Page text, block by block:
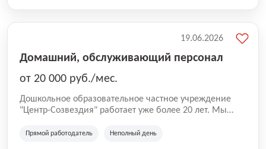
Домашний, обслуживающий персонал
от 20 000 руб./мес.
Дошкольное образовательное частное учреждение
"Центр-Созвездия" работает уже более 20 лет. Мы
близкого круга семьи в новое пространство маленьких
Прямой работодатель Неполный день
19.06.2026